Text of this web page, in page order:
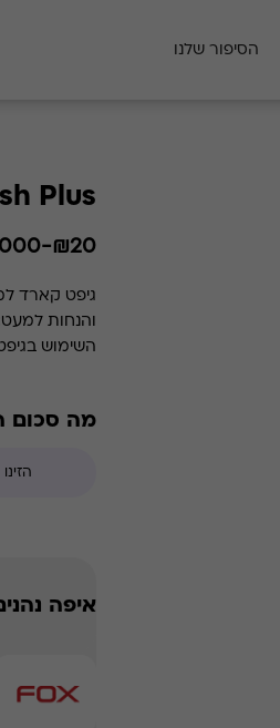
הסיפור שלנו
Plus
₪20-₪1000
גיפט קארד
והנחות
השימוש
מה סכום
איפה